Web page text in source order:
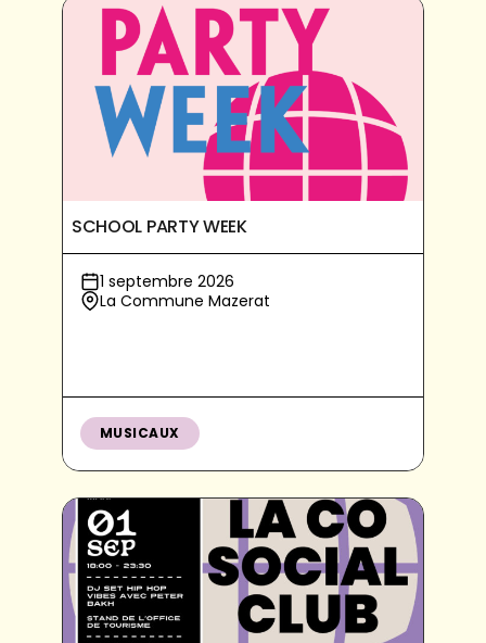
SCHOOL PARTY WEEK
1 septembre 2026
La Commune Mazerat
MUSICAUX